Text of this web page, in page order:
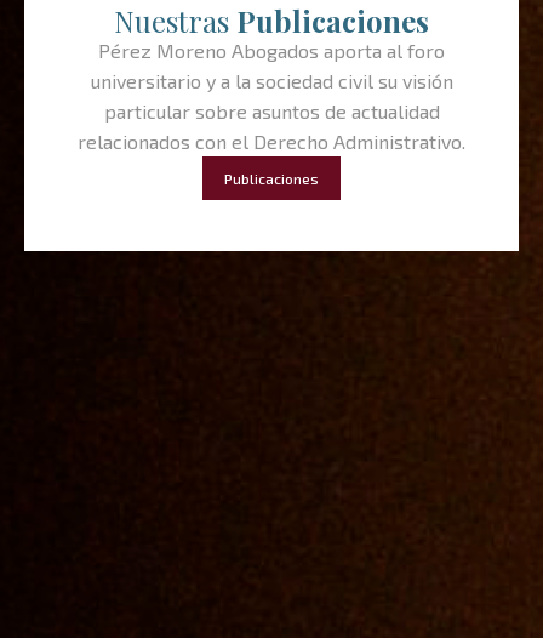
Nuestras Publicaciones
Pérez Moreno Abogados aporta al foro
universitario y a la sociedad civil su visión
particular sobre asuntos de actualidad
relacionados con el Derecho Administrativo.
Publicaciones